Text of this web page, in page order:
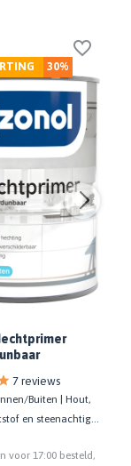
30%
7 reviews
Buiten | Hout,
en steenachtige
voor 17:00 besteld,